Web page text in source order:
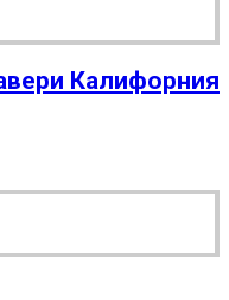
Калифорния